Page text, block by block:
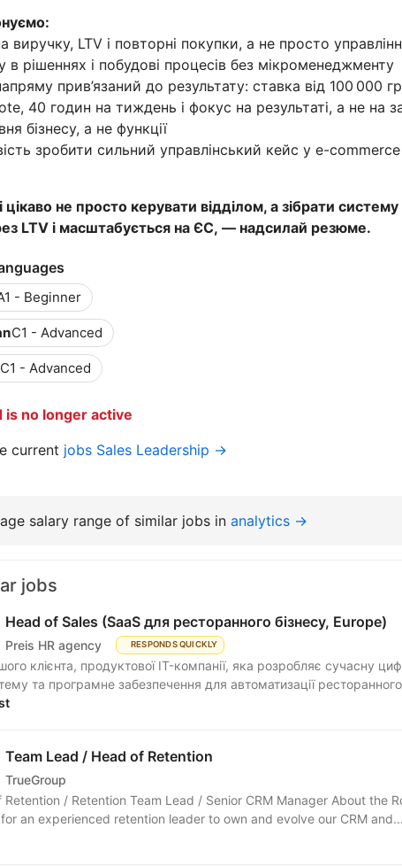
виручку, LTV і повторні покупки, а не просто
в рішеннях і побудові процесів без мікроменеджменту
прив’язаний до результату: ставка від 100 000
40 годин на тиждень і фокус на результаті, а не на
бізнесу, а не функції
зробити сильний управлінський кейс у e-commerce
не просто керувати відділом, а зібрати
LTV і масштабується на ЄС, — надсилай резюме.
- Beginner
C1 - Advanced
C1 - Advanced
is no longer active
current jobs Sales Leadership →
salary range of similar jobs in analytics →
jobs
Head of Sales (SaaS для ресторанного бізнесу, Europe)
Preis HR agency RESPONDS QUICKLY
клієнта, продуктової IT-компанії, яка розробляє сучасну
та програмне забезпечення для автоматизації ресторанного
Team Lead / Head of Retention
TrueGroup
Retention / Retention Team Lead / Senior CRM Manager About the
an experienced retention leader to own and evolve our CRM and...